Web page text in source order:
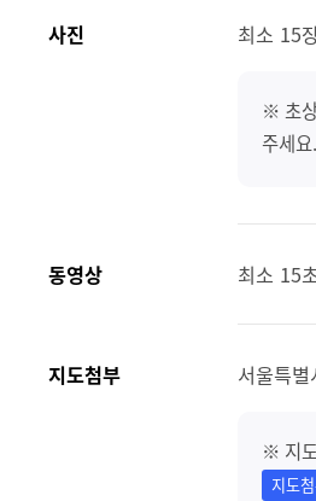
사진 최소 15
※ 초
주세요.
동영상 최소 15
지도첨부 서울특
※ 지
지도